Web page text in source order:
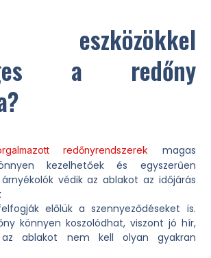
eszközökkel
a redőny
redőnyrendszerek
magas
kezelhetőek és egyszerűen
védik az ablakot az időjárás
előlük a szennyeződéseket is.
könnyen koszolódhat, viszont jó hír,
ablakot nem kell olyan gyakran